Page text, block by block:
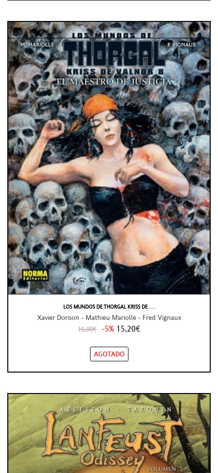
LOS MUNDOS DE THORGAL KRISS DE . . .
Xavier Dorison - Mathieu Mariolle - Fred Vignaux
16,00€ -5% 15,20€
AGOTADO